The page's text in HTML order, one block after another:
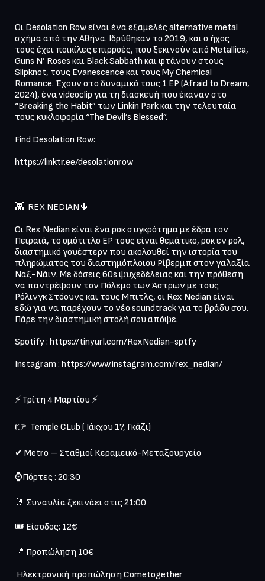
Οι Desolation Row είναι ένα εξαμελές alternative metal
σχήμα από την Αθήνα. Ιδρύθηκαν το 2019, και ο ήχος
τους έχει ποικίλες επιρροές, που ξεκινούν από Metallica,
Guns N’ Roses και Black Sabbath και φτάνουν στους
Slipknot, τους Evanescence και τους My Chemical
Romance. Έχουν στο δυναμικό τους 1 EP (Afraid to Dream,
2024), ένα videoclip για τη διασκευή που έκαναν στο
“Breaking the Habit” των Linkin Park και την τελευταία
τους κυκλοφορία “The Devil’s Blessed”.
Find Desolation Row:
https://linktr.ee/desolationrow
👾  REX NEDIAN🌵
Οι Rex Nedian είναι ένα ροκ συγκρότημα με έδρα τον
Πειραιά, το ομότιτλο EP τους είναι θεμάτικο, ροκ εν ρολ,
διαστημικό γουέστερν που ακολουθεί την ιστορία του
πληρώματος του διαστημόπλοιου Ρίβερμπ στον γαλαξία
Ναξ-Νάιν. Με δόσεις 60s ψυχεδέλειας και την πρόθεση
να παντρέψουν τον Πόλεμο των Άστρων με τους
Ρόλινγκ Στόουνς και τους Μπιτλς, οι Rex Nedian είναι
εδώ για να παρέχουν το νέο soundtrack για το βράδυ σου.
Πάρε την διαστημική στολή σου απόψε.
Spotify : https://tinyurl.com/RexNedian-sptfy
Instagram : https://www.instagram.com/rex_nedian/
⚡ Τρίτη 4 Μαρτίου ⚡
👉  Temple CLub ( Ιάκχου 17, Γκάζι)
✔ Metro – Σταθμοί Κεραμεικό-Μεταξουργείο
⌚Πόρτες : 20:30
🤘 Συναυλία ξεκινάει στις 21:00
🎟️ Είσοδος: 12€
📍️ Προπώληση 10€
Ηλεκτρονική προπώληση Cometogether